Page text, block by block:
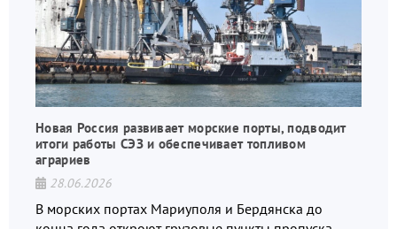
Новая Россия развивает морские порты, подводит
итоги работы СЭЗ и обеспечивает топливом
аграриев
28.06.2026
В морских портах Мариуполя и Бердянска до